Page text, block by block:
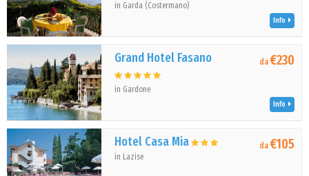
in Garda (Costermano)
Info
Grand Hotel Fasano
in Gardone
da€230
Info
Hotel Casa Mia
in Lazise
da€105